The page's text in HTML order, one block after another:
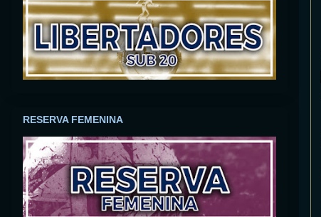
RESERVA FEMENINA